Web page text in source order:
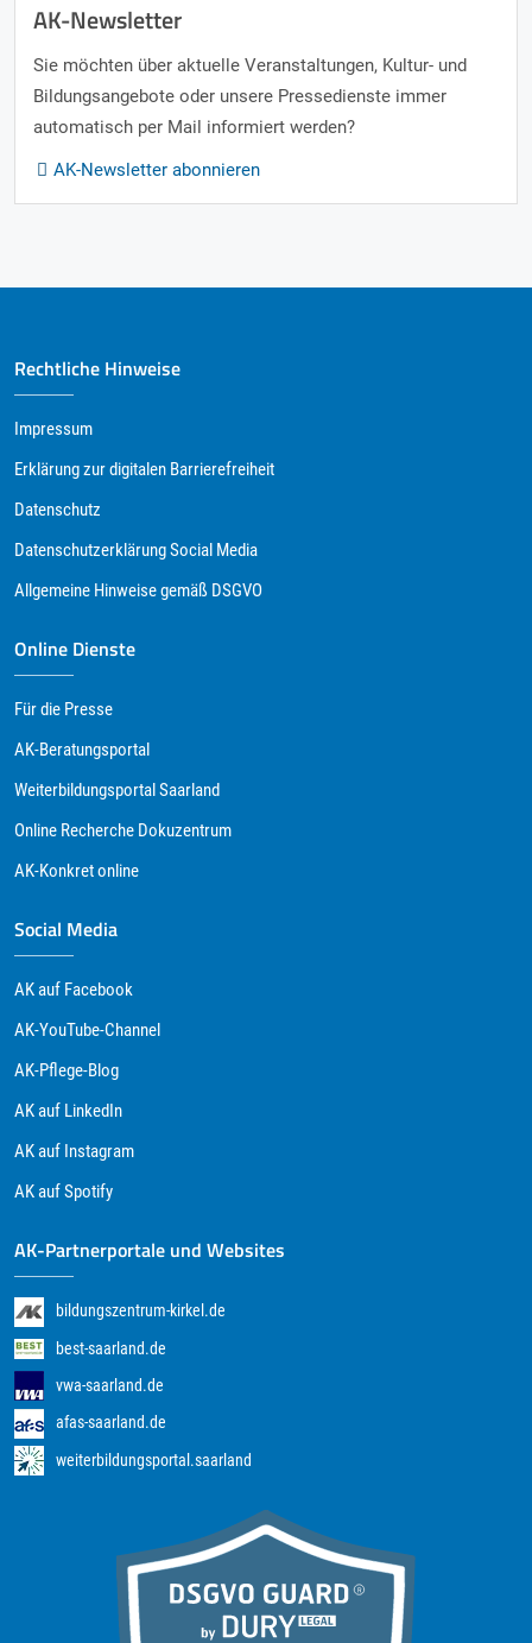
AK-Newsletter
Sie möchten über aktuelle Veranstaltungen, Kultur- und
Bildungsangebote oder unsere Pressedienste immer
automatisch per Mail informiert werden?
AK-Newsletter abonnieren
Rechtliche Hinweise
Impressum
Erklärung zur digitalen Barrierefreiheit
Datenschutz
Datenschutzerklärung Social Media
Allgemeine Hinweise gemäß DSGVO
Online Dienste
Für die Presse
AK-Beratungsportal
Weiterbildungsportal Saarland
Online Recherche Dokuzentrum
AK-Konkret online
Social Media
AK auf Facebook
AK-YouTube-Channel
AK-Pflege-Blog
AK auf LinkedIn
AK auf Instagram
AK auf Spotify
AK-Partnerportale und Websites
bildungszentrum-kirkel.de
best-saarland.de
vwa-saarland.de
afas-saarland.de
weiterbildungsportal.saarland